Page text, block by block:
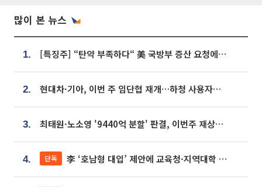
많이 본 뉴스
1. [특징주] “탄약 부족하다“ 美 국방부 증산 요청에⋯국내 방산주 급등세
2. 현대차·기아, 이번 주 임단협 재개…하청 사용자성 재심도 ‘변수’
3. 최태원·노소영 '9440억 분할' 판결, 이번주 재상고 여부 주목
4. 단독 李 ‘호남형 대입’ 제안에 교육청·지역대학 서·논술형 입시 연계 '착수'